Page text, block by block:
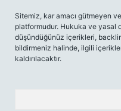
Sitemiz, kar amacı gütmeyen
platformudur. Hukuka ve yasal
düşündüğünüz içerikleri,
bildirmeniz halinde, ilgili
kaldırılacaktır.